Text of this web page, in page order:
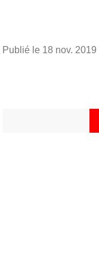
Publié le 18 nov. 2019